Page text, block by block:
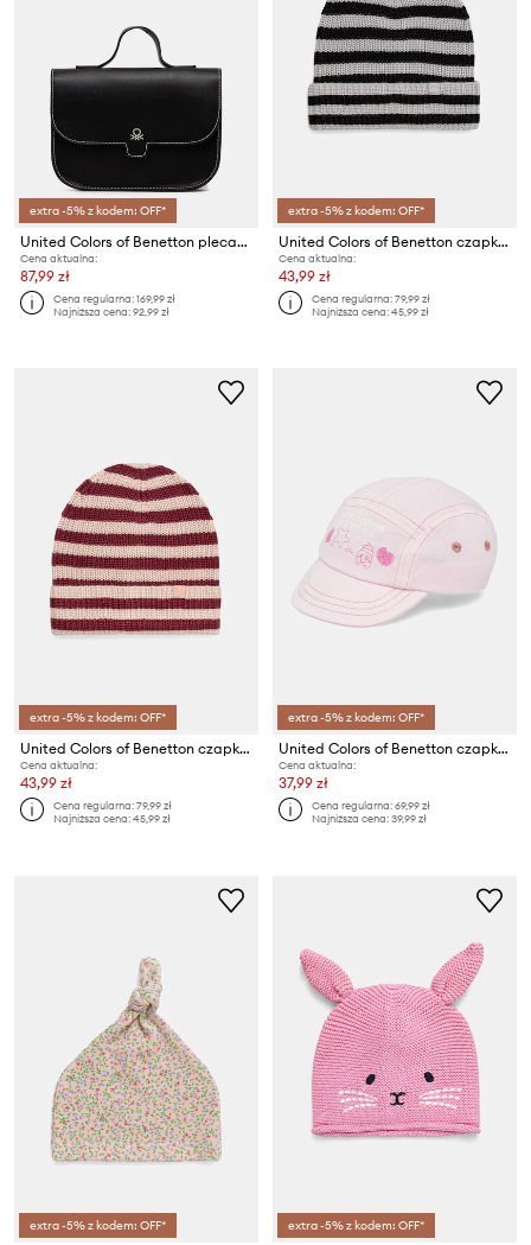
extra -5% z kodem: OFF*
United Colors of Benetton plecak dziecięcy
Cena aktualna:
87,99 zł
Cena regularna:169,99 zł
Najniższa cena:92,99 zł
extra -5% z kodem: OFF*
United Colors of Benetton czapka dziecięca
Cena aktualna:
43,99 zł
Cena regularna:79,99 zł
Najniższa cena:45,99 zł
extra -5% z kodem: OFF*
United Colors of Benetton czapka dziecięca
Cena aktualna:
43,99 zł
Cena regularna:79,99 zł
Najniższa cena:45,99 zł
extra -5% z kodem: OFF*
United Colors of Benetton czapka z daszkiem bawełniana dziecięca
Cena aktualna:
37,99 zł
Cena regularna:69,99 zł
Najniższa cena:39,99 zł
extra -5% z kodem: OFF* extra -5% z kodem: OFF*